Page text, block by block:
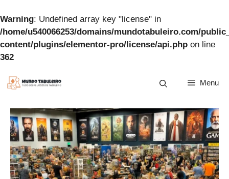
Warning: Undefined array key "license" in
/home/u540066253/domains/mundotabuleiro.com/
content/plugins/elementor-pro/license/api.php on line
362
para
conteúdo
Menu